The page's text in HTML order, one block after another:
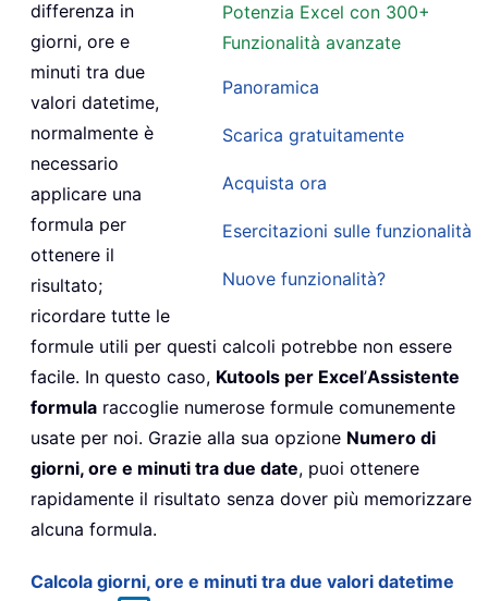
Potenzia Excel con 300+
Funzionalità avanzate
Panoramica
Scarica gratuitamente
Acquista ora
Esercitazioni sulle funzionalità
Nuove funzionalità?
differenza in
giorni, ore e
minuti tra due
valori datetime,
normalmente è
necessario
applicare una
formula per
ottenere il
risultato;
ricordare tutte le
formule utili per questi calcoli potrebbe non essere
facile. In questo caso, Kutools per Excel’Assistente
formula raccoglie numerose formule comunemente
usate per noi. Grazie alla sua opzione Numero di
giorni, ore e minuti tra due date, puoi ottenere
rapidamente il risultato senza dover più memorizzare
alcuna formula.
Calcola giorni, ore e minuti tra due valori datetime